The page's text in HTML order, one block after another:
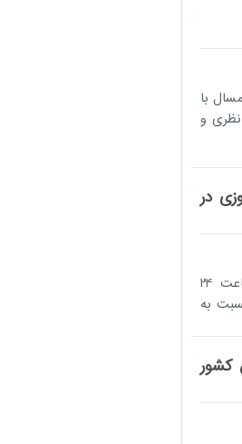
با
و
در
دارندگان مدال های نقره و برنز المپیاد دانش آموزی تا ساعت 24
به
کشور